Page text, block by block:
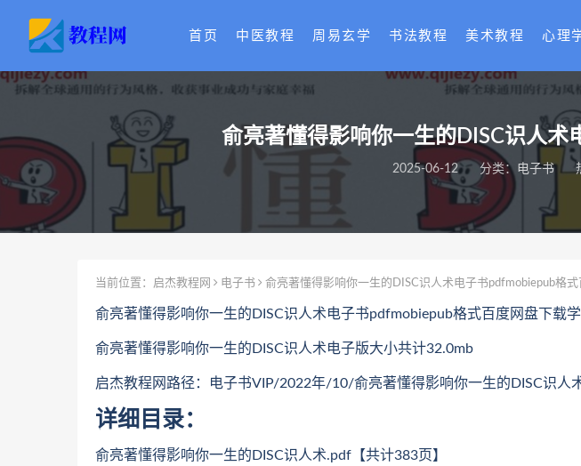
首页 中医教程 周易玄学 书法教程 美术教程 心理
俞亮著懂得影响你一生的DISC识人
2025-06-12 分类： 电子书
当前位置： 启杰教程网 电子书 俞亮著懂得影响你一生的DISC识人术电子书pdfmobiepub格
俞亮著懂得影响你一生的DISC识人术电子书pdfmobiepub格式百度网盘下载
俞亮著懂得影响你一生的DISC识人术电子版大小共计32.0mb
启杰教程网路径：电子书VIP/2022年/10/俞亮著懂得影响你一生的DISC识人
详细目录：
俞亮著懂得影响你一生的DISC识人术.pdf【共计383页】